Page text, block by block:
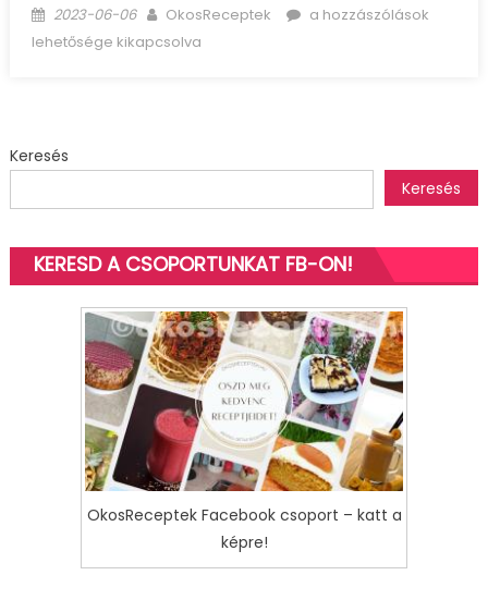
Posted
on
2023-06-06 Author
OkosReceptek
Házi
a hozzászólások
lehetősége kikapcsolva
Keresés
Keresés
KERESD A CSOPORTUNKAT FB-ON!
OkosReceptek Facebook csoport – katt a
képre!